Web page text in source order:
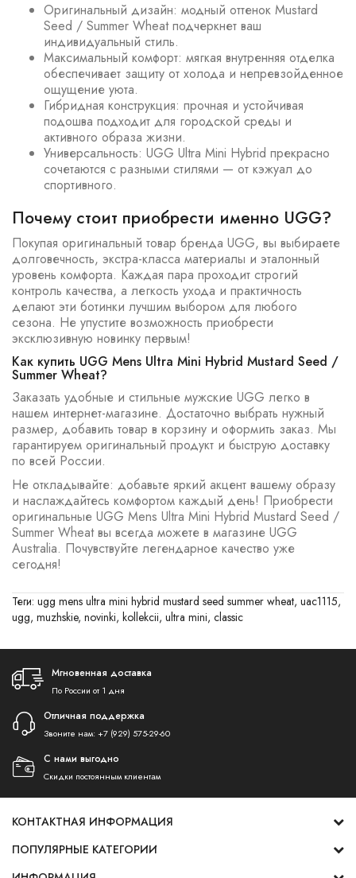
Оригинальный дизайн: модный оттенок Mustard
Seed / Summer Wheat подчеркнет ваш
индивидуальный стиль.
Максимальный комфорт: мягкая внутренняя отделка
обеспечивает защиту от холода и непревзойденное
ощущение уюта.
Гибридная конструкция: прочная и устойчивая
подошва подходит для городской среды и
активного образа жизни.
Универсальность: UGG Ultra Mini Hybrid прекрасно
сочетаются с разными стилями — от кэжуал до
спортивного.
Почему стоит приобрести именно UGG?
Покупая оригинальный товар бренда UGG, вы выбираете
долговечность, экстра-класса материалы и эталонный
уровень комфорта. Каждая пара проходит строгий
контроль качества, а легкость ухода и практичность
делают эти ботинки лучшим выбором для любого
сезона. Не упустите возможность приобрести
эксклюзивную новинку первым!
Как купить UGG Mens Ultra Mini Hybrid Mustard Seed /
Summer Wheat?
Заказать удобные и стильные мужские UGG легко в
нашем интернет-магазине. Достаточно выбрать нужный
размер, добавить товар в корзину и оформить заказ. Мы
гарантируем оригинальный продукт и быструю доставку
по всей России.
Не откладывайте: добавьте яркий акцент вашему образу
и наслаждайтесь комфортом каждый день! Приобрести
оригинальные UGG Mens Ultra Mini Hybrid Mustard Seed /
Summer Wheat вы всегда можете в магазине UGG
Australia. Почувствуйте легендарное качество уже
сегодня!
Теги: ugg mens ultra mini hybrid mustard seed summer wheat, uac1115,
ugg, muzhskie, novinki, kollekcii, ultra mini, classic
Мгновенная доставка
По России от 1 дня
Отличная поддержка
Звоните нам: +7 (929) 575-29-60
С нами выгодно
Скидки постоянным клиентам
КОНТАКТНАЯ ИНФОРМАЦИЯ
ПОПУЛЯРНЫЕ КАТЕГОРИИ